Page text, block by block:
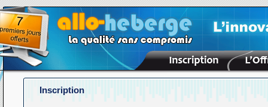
Inscription